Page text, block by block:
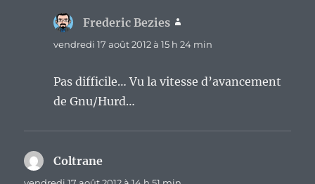
Frederic Bezies
vendredi 17 août 2012 à 15 h 24 min
Pas difficile… Vu la vitesse d’avancement
de Gnu/Hurd…
Coltrane